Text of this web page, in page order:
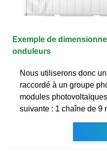
Exemple de
onduleurs
Nous utiliserons donc
raccordé à un groupe
modules
suivante : 1 chaîne de 9